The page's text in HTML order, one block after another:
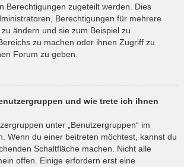
Berechtigungen zugeteilt werden. Dies
Berechtigungen für mehrere
ändern und sie zum Beispiel zu
zu machen oder ihnen Zugriff zu
Forum zu geben.
und wie trete ich ihnen
unter „Benutzergruppen“ im
Wenn du einer beitreten möchtest, kannst du
Schaltfläche machen. Nicht alle
offen. Einige erfordern erst eine